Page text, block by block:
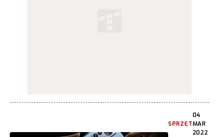
SPRZĘT
04
MAR
2022